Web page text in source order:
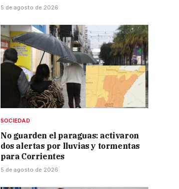
5 de agosto de 2026
SOCIEDAD
No guarden el paraguas: activaron
dos alertas por lluvias y tormentas
para Corrientes
5 de agosto de 2026